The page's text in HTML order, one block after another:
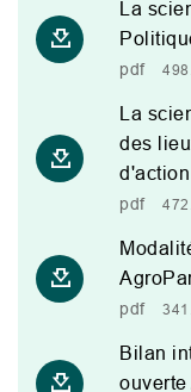
La
pdf
La
des
d'action
pdf
pdf
Bilan
ouverte